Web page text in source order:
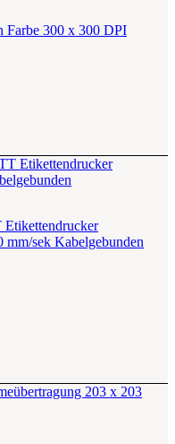
Farbe 300 x 300 DPI
Etikettendrucker
sek Kabelgebunden